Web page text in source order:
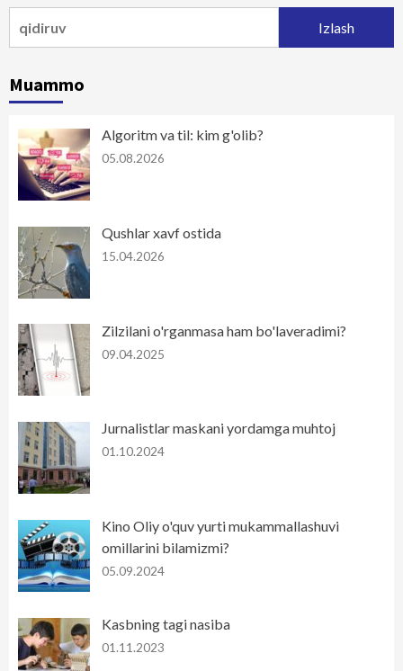
Muammo
Algoritm va til: kim g'olib?
05.08.2026
Qushlar xavf ostida
15.04.2026
Zilzilani o'rganmasa ham bo'laveradimi?
09.04.2025
Jurnalistlar maskani yordamga muhtoj
01.10.2024
Kino Oliy o'quv yurti mukammallashuvi
omillarini bilamizmi?
05.09.2024
Kasbning tagi nasiba
01.11.2023